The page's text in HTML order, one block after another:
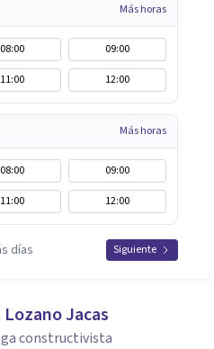
Más horas
08:00
09:00
11:00 12:00
Más horas
08:00
09:00
11:00 12:00
días Siguiente
Jacas
constructivista